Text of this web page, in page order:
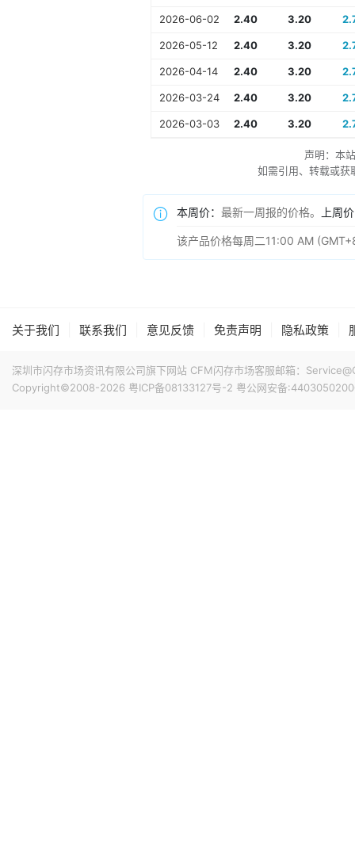
2026-06-02 2.40 3.20
2026-05-12 2.40 3.20
2026-04-14 2.40 3.20
2026-03-24 2.40 3.20
2026-03-03 2.40 3.20
声明：本
如需引用、转载或
本周价： 最新一周报的价格。 上周
该产品价格每周二11:00 AM
关于我们 联系我们 意见反馈 免责声明 隐私政策
深圳市闪存市场资讯有限公司旗下网站 CFM闪存市场客服邮箱：
Copyright©2008-2026 粤ICP备08133127号-2 粤公网安备